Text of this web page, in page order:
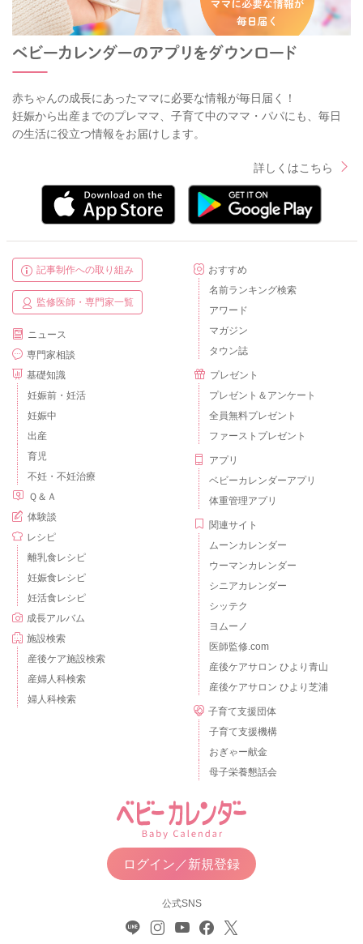
赤ちゃんの成長にあったママに必要な情報が毎日届く！
妊娠から出産までのプレママ、子育て中のママ・パパにも、毎日
の生活に役立つ情報をお届けします。
詳しくはこちら
記事制作への取り組み
監修医師・専門家一覧
ニュース
専門家相談
基礎知識
妊娠前・妊活
妊娠中
出産
育児
不妊・不妊治療
Ｑ＆Ａ
体験談
レシピ
離乳食レシピ
妊娠食レシピ
妊活食レシピ
成長アルバム
施設検索
産後ケア施設検索
産婦人科検索
婦人科検索
おすすめ
名前ランキング検索
アワード
マガジン
タウン誌
プレゼント
プレゼント＆アンケート
全員無料プレゼント
ファーストプレゼント
アプリ
ベビーカレンダーアプリ
体重管理アプリ
関連サイト
ムーンカレンダー
ウーマンカレンダー
シニアカレンダー
シッテク
ヨムーノ
医師監修.com
産後ケアサロン ひより青山
産後ケアサロン ひより芝浦
子育て支援団体
子育て支援機構
おぎゃー献金
母子栄養懇話会
ログイン／新規登録
公式SNS